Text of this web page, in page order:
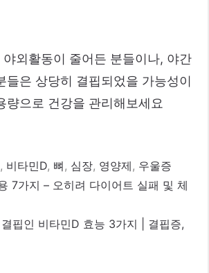
야외활동이 줄어든 분들이나, 야간
들은 상당히 결핍되었을 가능성이
량으로 건강을 관리해보세요
, 비타민D, 뼈, 심장, 영양제, 우울증
7가지 – 오히려 다이어트 실패 및 체
핍인 비타민D 효능 3가지 | 결핍증,